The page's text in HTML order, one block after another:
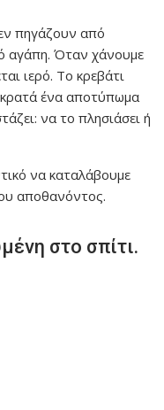
πηγάζουν από
αγάπη. Όταν χάνουμε
ιερό. Το κρεβάτι
ένα αποτύπωμα
να το πλησιάσει ή
να καταλάβουμε
αποθανόντος.
στο σπίτι.